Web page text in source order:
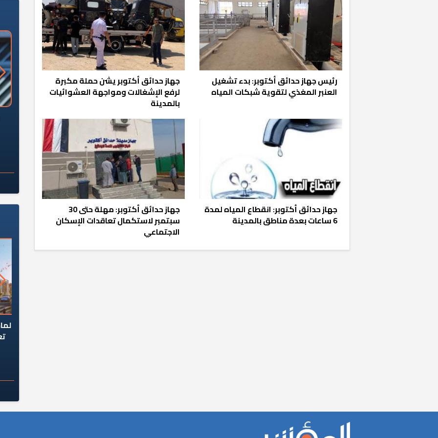
رئيس جهاز حدائق أكتوبر: بدء تشغيل
العنبر المغذي لتقوية شبكات المياه
جهاز حدائق أكتوبر يشن حملة مكبرة
لرفع الإشغالات ومواجهة العشوائيات
بالمدينة
جهاز حدائق أكتوبر: انقطاع المياه لمدة
6 ساعات بعدة مناطق بالمدينة
جهاز حدائق أكتوبر: مهلة حتى 30
سبتمبر لاستكمال تعاقدات الإسكان
الاجتماعي
«وزارة الآثار»: العُثور على 10 توابيت
خشبية بفناء مقبرة "باكي"
سلامة الغذاء: 285 ألف طن صادرات
غذائية في أسبوع